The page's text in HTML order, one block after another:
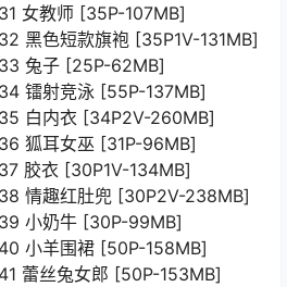
女教师 [35P-107MB]
黑色短款旗袍 [35P1V-131MB]
兔子 [25P-62MB]
镭射竞泳 [55P-137MB]
白内衣 [34P2V-260MB]
狐耳女巫 [31P-96MB]
胶衣 [30P1V-134MB]
情趣红肚兜 [30P2V-238MB]
小奶牛 [30P-99MB]
小羊围裙 [50P-158MB]
蕾丝兔女郎 [50P-153MB]